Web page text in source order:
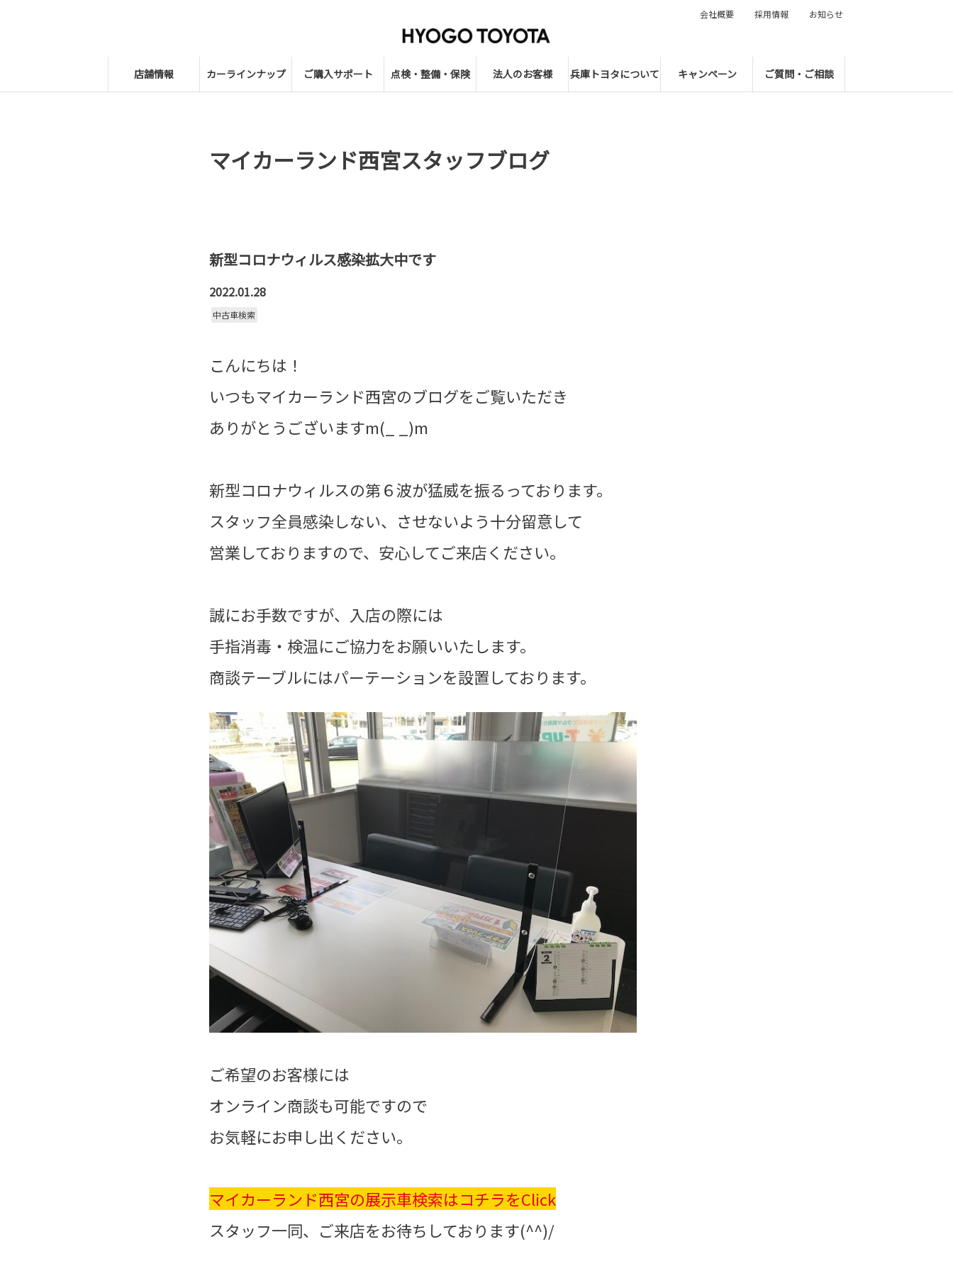
店舗情報 カーラインナップ ご購入サポート 点検・整備・保険 法人のお客様 兵庫トヨタについて キャンペーン ご質問・ご相談
会社概要 採用情報 お知らせ
マイカーランド西宮スタッフブログ
新型コロナウィルス感染拡大中です
2022.01.28
中古車検索
こんにちは！
いつもマイカーランド西宮のブログをご覧いただき
ありがとうございますm(_ _)m
新型コロナウィルスの第６波が猛威を振るっております。
スタッフ全員感染しない、させないよう十分留意して
営業しておりますので、安心してご来店ください。
誠にお手数ですが、入店の際には
手指消毒・検温にご協力をお願いいたします。
商談テーブルにはパーテーションを設置しております。
ご希望のお客様には
オンライン商談も可能ですので
お気軽にお申し出ください。
マイカーランド西宮の展示車検索はコチラをClick
スタッフ一同、ご来店をお待ちしております(^^)/